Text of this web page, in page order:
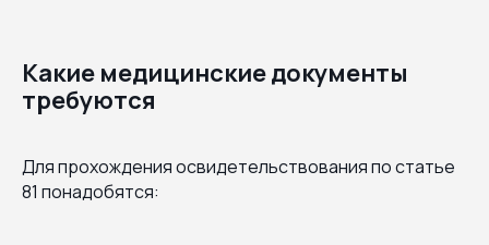
Какие медицинские документы
требуются
Для прохождения освидетельствования по статье
81 понадобятся: